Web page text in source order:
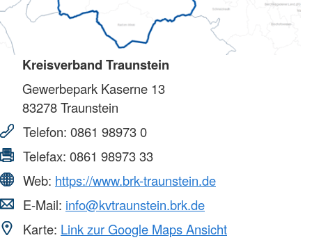
Kreisverband Traunstein
Gewerbepark Kaserne 13
83278Traunstein
Telefon: 0861 98973 0
Telefax: 0861 98973 33
Web: https://www.brk-traunstein.de
E-Mail: info@kvtraunstein.brk.de
Karte: Link zur Google Maps Ansicht